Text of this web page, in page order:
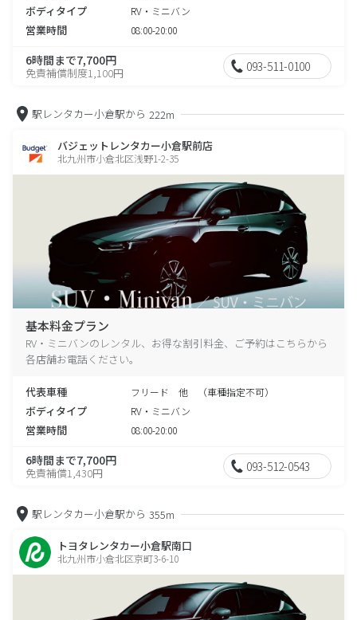
ボディタイプ RV・ミニバン
営業時間 08:00-20:00
6時間まで7,700円
免責補償制度1,100円 093-511-0100
駅レンタカー小倉駅から 222m
バジェットレンタカー小倉駅前店
北九州市小倉北区浅野1-2-35
基本料金プラン
RV・ミニバンのレンタル、お得な割引料金、ご予約はこちらから
各店舗お電話ください。
代表車種 フリード 他 （車種指定不可）
ボディタイプ RV・ミニバン
営業時間 08:00-20:00
6時間まで7,700円
免責補償1,430円 093-512-0543
駅レンタカー小倉駅から 355m
トヨタレンタカー小倉駅南口
北九州市小倉北区京町3-6-10